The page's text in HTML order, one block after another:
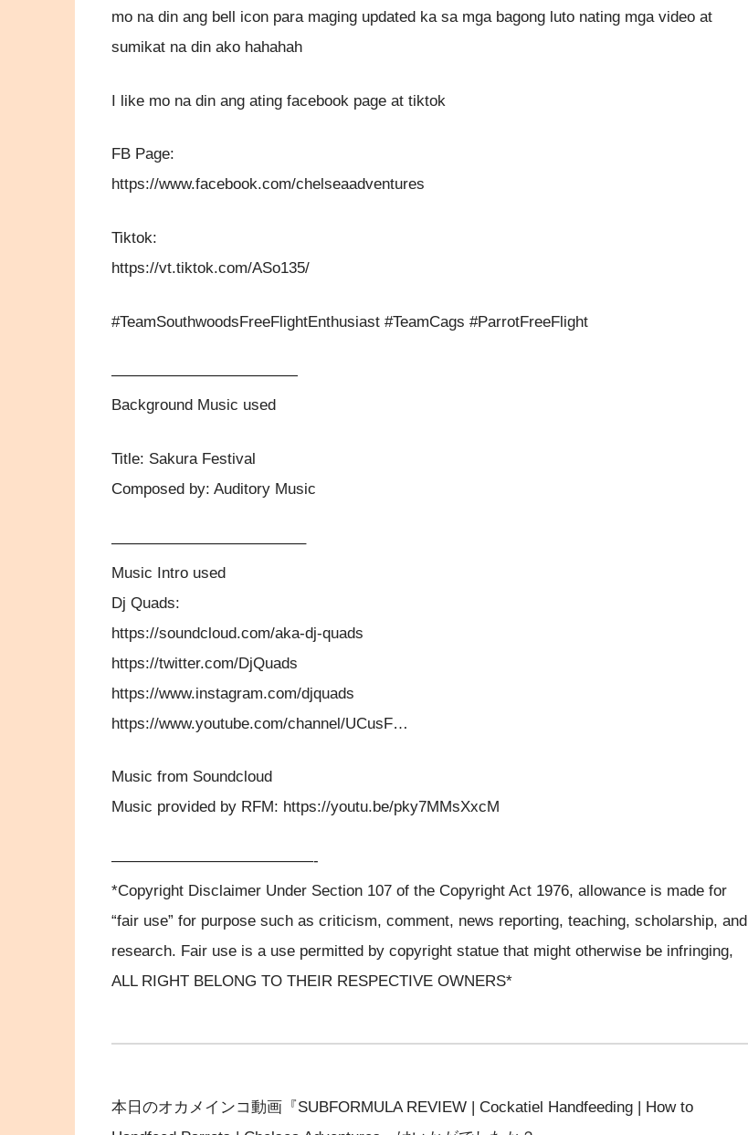
mo na din ang bell icon para maging updated ka sa mga bagong luto nating mga video at
sumikat na din ako hahahah
I like mo na din ang ating facebook page at tiktok
FB Page:
https://www.facebook.com/chelseaadventures
Tiktok:
https://vt.tiktok.com/ASo135/
#TeamSouthwoodsFreeFlightEnthusiast #TeamCags #ParrotFreeFlight
————————————
Background Music used
Title: Sakura Festival
Composed by: Auditory Music
————————————–
Music Intro used
Dj Quads:
https://soundcloud.com/aka-dj-quads
https://twitter.com/DjQuads
https://www.instagram.com/djquads
https://www.youtube.com/channel/UCusF…
Music from Soundcloud
Music provided by RFM: https://youtu.be/pky7MMsXxcM
—————————————-
*Copyright Disclaimer Under Section 107 of the Copyright Act 1976, allowance is made for
“fair use” for purpose such as criticism, comment, news reporting, teaching, scholarship, and
research. Fair use is a use permitted by copyright statue that might otherwise be infringing,
ALL RIGHT BELONG TO THEIR RESPECTIVE OWNERS*
本日のオカメインコ動画『SUBFORMULA REVIEW | Cockatiel Handfeeding | How to